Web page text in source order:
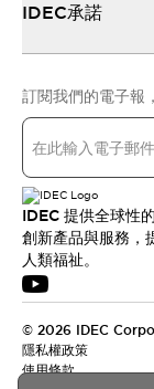
IDEC承諾
訂閱我們的電子報
IDEC 提供全球性
創新產品與服務，
人類福祉。
© 2026 IDEC
隱私權政策
使用條款